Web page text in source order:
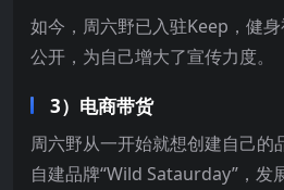
如今，周六野已入驻Keep，健
公开，为自己增大了宣传力度。
3）电商带货
周六野从一开始就想创建自己的
自建品牌“Wild Sataurday”，发